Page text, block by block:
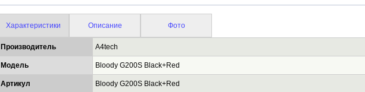
Характеристики Описание Фото
Производитель A4tech
Модель Bloody G200S Black+Red
Артикул Bloody G200S Black+Red